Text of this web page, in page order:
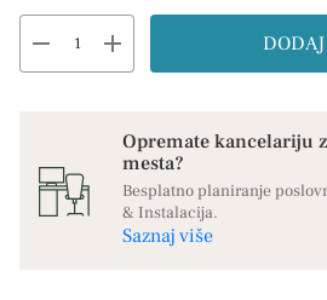
remove add
Opremate kancelariju
mesta?
Besplatno planiranje
& Instalacija.
Saznaj više